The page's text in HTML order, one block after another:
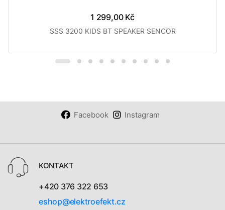
1 299,00 Kč
SSS 3200 KIDS BT SPEAKER SENCOR
Facebook Instagram
KONTAKT
+420 376 322 653
eshop@elektroefekt.cz